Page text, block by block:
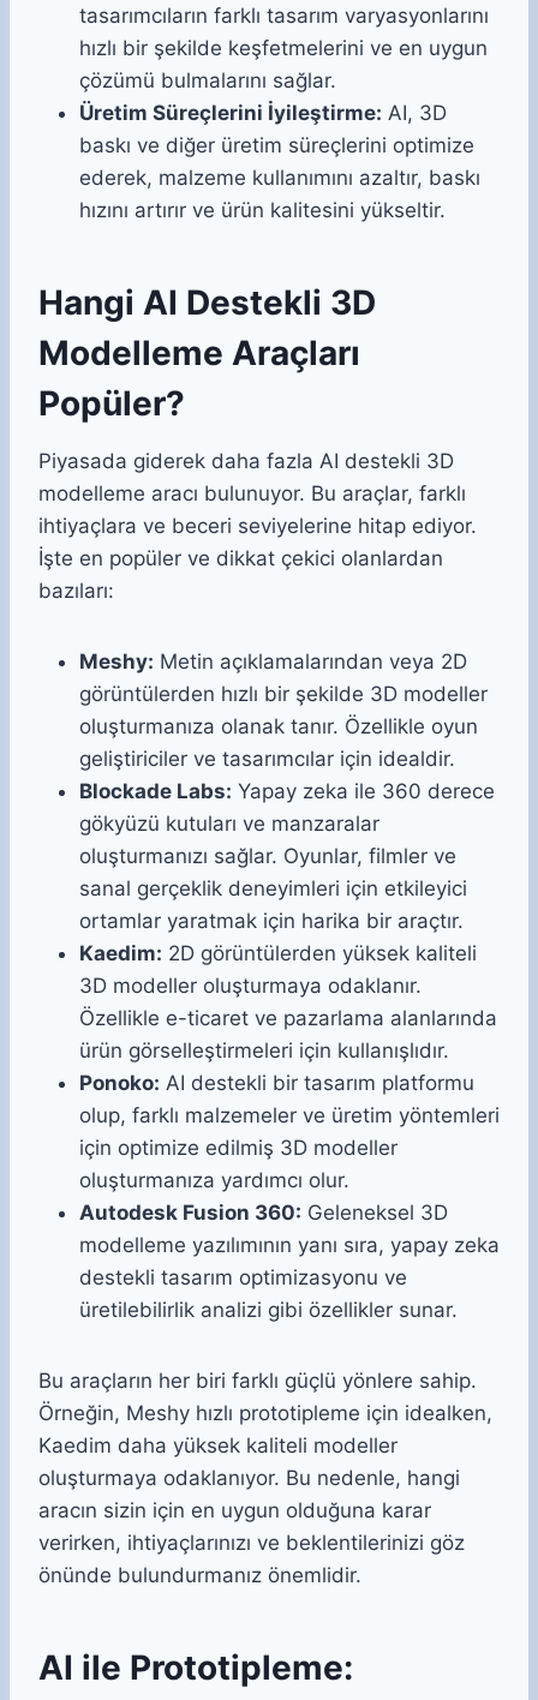
tasarımcıların farklı tasarım varyasyonlarını
hızlı bir şekilde keşfetmelerini ve en uygun
çözümü bulmalarını sağlar.
Üretim Süreçlerini İyileştirme: AI, 3D
baskı ve diğer üretim süreçlerini optimize
ederek, malzeme kullanımını azaltır, baskı
hızını artırır ve ürün kalitesini yükseltir.
Hangi AI Destekli 3D
Modelleme Araçları
Popüler?
Piyasada giderek daha fazla AI destekli 3D
modelleme aracı bulunuyor. Bu araçlar, farklı
ihtiyaçlara ve beceri seviyelerine hitap ediyor.
İşte en popüler ve dikkat çekici olanlardan
bazıları:
Meshy: Metin açıklamalarından veya 2D
görüntülerden hızlı bir şekilde 3D modeller
oluşturmanıza olanak tanır. Özellikle oyun
geliştiriciler ve tasarımcılar için idealdir.
Blockade Labs: Yapay zeka ile 360 derece
gökyüzü kutuları ve manzaralar
oluşturmanızı sağlar. Oyunlar, filmler ve
sanal gerçeklik deneyimleri için etkileyici
ortamlar yaratmak için harika bir araçtır.
Kaedim: 2D görüntülerden yüksek kaliteli
3D modeller oluşturmaya odaklanır.
Özellikle e-ticaret ve pazarlama alanlarında
ürün görselleştirmeleri için kullanışlıdır.
Ponoko: AI destekli bir tasarım platformu
olup, farklı malzemeler ve üretim yöntemleri
için optimize edilmiş 3D modeller
oluşturmanıza yardımcı olur.
Autodesk Fusion 360: Geleneksel 3D
modelleme yazılımının yanı sıra, yapay zeka
destekli tasarım optimizasyonu ve
üretilebilirlik analizi gibi özellikler sunar.
Bu araçların her biri farklı güçlü yönlere sahip.
Örneğin, Meshy hızlı prototipleme için idealken,
Kaedim daha yüksek kaliteli modeller
oluşturmaya odaklanıyor. Bu nedenle, hangi
aracın sizin için en uygun olduğuna karar
verirken, ihtiyaçlarınızı ve beklentilerinizi göz
önünde bulundurmanız önemlidir.
AI ile Prototipleme: